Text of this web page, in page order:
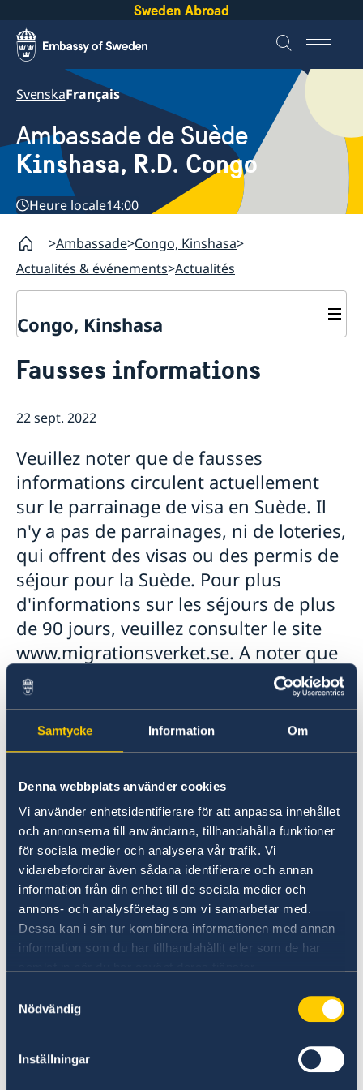
Samtycke Information Om
Denna webbplats använder cookies
Vi använder enhetsidentifierare för att anpassa innehållet
och annonserna till användarna, tillhandahålla funktioner
för sociala medier och analysera vår trafik. Vi
vidarebefordrar även sådana identifierare och annan
information från din enhet till de sociala medier och
annons- och analysföretag som vi samarbetar med.
Dessa kan i sin tur kombinera informationen med annan
information som du har tillhandahållit eller som de har
Nödvändig
Inställningar
Sweden Abroad
SvenskaFrançais
Ambassade de Suède
Kinshasa, R.D. Congo
Heure locale14:00
Ambassade Congo, Kinshasa
Actualités & événements Actualités
Congo, Kinshasa
A propos de nous
L'ambassade
RGPD
Nous sommes une ressource pour les entreprises
Team Sweden
Comment obtenir un soutien
Entreprises suédoises en République Démocratique
du Congo, en République du Congo, au Gabon et en
Guinée équatoriale
Signaler un obstacle au commerce
Actualités & événements
Actualités
L'ambassade est fermée le mercredi 17 mai
Voyage à l'étranger - Conseil contre les voyages de la
Suède vers tous les pays étendu
Le discours de la fête nationale suédoise le 6 juin
2019
Fête Nationale 2018
Coopération au développement suédoise
Services pour les ressortissants suédois
Permis de séjour et visa Schengen
Permis de séjour
Permis de séjour pour visites
Visa Schengen
Fausses informations
22 sept. 2022
Veuillez noter que de fausses
informations circulent actuellement
sur le parrainage de visa en Suède. Il
n'y a pas de parrainages, ni de loteries,
qui offrent des visas ou des permis de
séjour pour la Suède. Pour plus
d'informations sur les séjours de plus
de 90 jours, veuillez consulter le site
www.migrationsverket.se. A noter que
pour obtenir un permis de travail, il
faut déjà avoir un contrat de travail en
Suède.
de 90 jours, veuillez consulter le site
Web de l'Office suédois des migrations
. A
noter que pour obtenir un permis de travail
,
il faut déjà avoir un contrat de travail en Suède.
Pour plus d'informations sur les études en
Suède, visitezStudy in Sweden
Pour plus d'informations sur les séjours jusqu'à
90 jours, visitez lesite Web du CEV .
Dernière mise à jour 22 sept. 2022, 11.59